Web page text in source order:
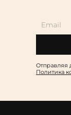
Отправляя
Политика